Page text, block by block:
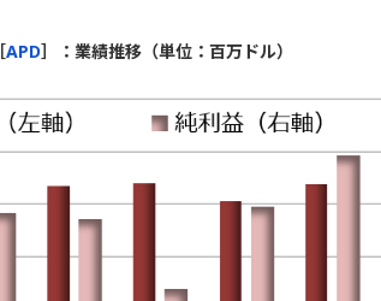
APD］：業績推移（単位：百万ドル）